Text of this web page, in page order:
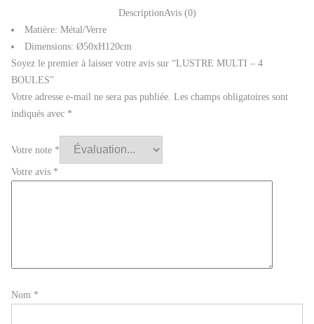
DescriptionAvis (0)
Matière: Métal/Verre
Dimensions: Ø50xH120cm
Soyez le premier à laisser votre avis sur “LUSTRE MULTI – 4
BOULES”
Votre adresse e-mail ne sera pas publiée. Les champs obligatoires sont
indiqués avec *
Votre note *
Votre avis *
Nom *